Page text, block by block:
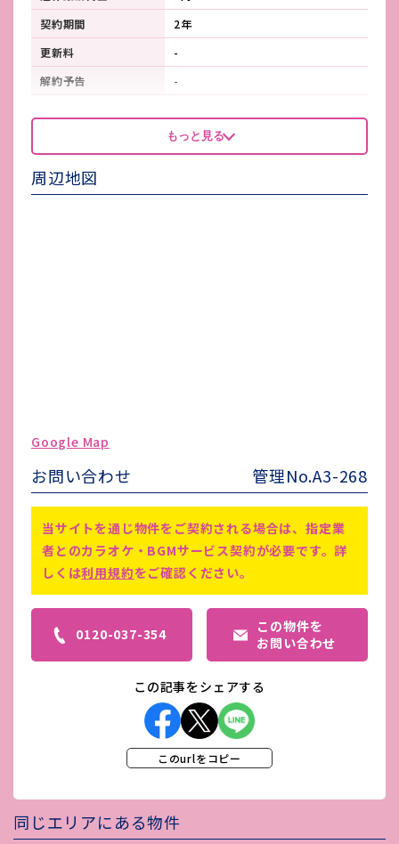
契約期間
2年
更新料
-
解約予告
-
看板製作費
-
看板使用料・
維持管理費
-
鍵交換費
-
ゴミ処理費
害虫駆除費
備考
(審査あり)
もっと見る
周辺地図
Google Map
お問い合わせ 管理No.A3-268
当サイトを通じ物件をご契約される場合は、指定業
者とのカラオケ・BGMサービス契約が必要です。詳
しくは利用規約をご確認ください。
0120-037-354
この物件を
お問い合わせ
この記事をシェアする
このurlをコピー
同じエリアにある物件